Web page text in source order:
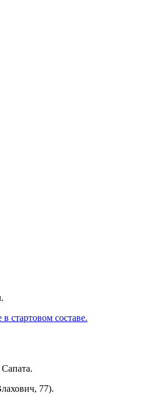
стартовом составе.
77).